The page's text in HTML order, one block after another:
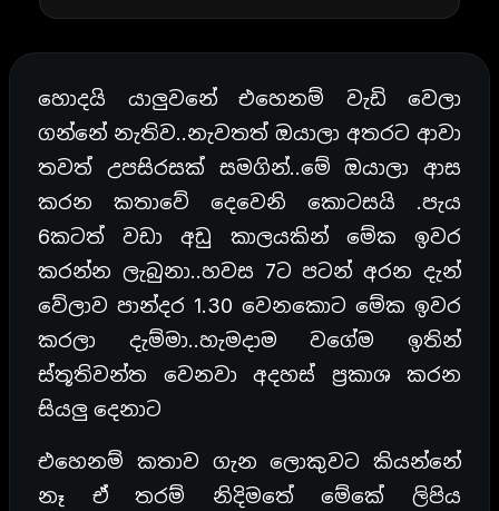
හොදයි යාලුවනේ එහෙනම් වැඩි වෙලා
ගන්නේ නැතිව..නැවතත් ඔයාලා අතරට ආවා
තවත් උපසිරසක් සමගින්..මේ ඔයාලා ආස
කරන කතාවේ දෙවෙනි කොටසයි .පැය
6කටත් වඩා අඩු කාලයකින් මේක ඉවර
කරන්න ලැබුනා..හවස 7ට පටන් අරන දැන්
වේලාව පාන්දර 1.30 වෙනකොට මේක ඉවර
කරලා දැම්මා..හැමදාම වගේම ඉතින්
ස්තූතිවන්ත වෙනවා අදහස් ප්‍රකාශ කරන
සියලු දෙනාට
එහෙනම් කතාව ගැන ලොකුවට කියන්නේ
නෑ ඒ තරම් නිදිමතේ මේකේ ලිපිය